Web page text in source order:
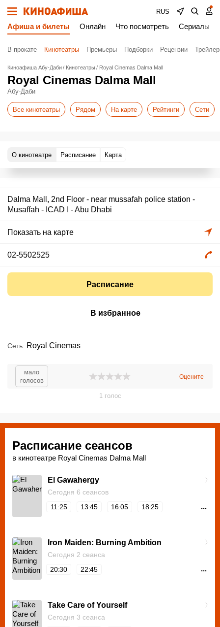
RUS
Афиша и билеты Онлайн Что посмотреть Сериалы
В прокате Кинотеатры Премьеры Подборки Рецензии
Киноафиша Абу-Даби Кинотеатры Royal Cinemas Dalma Mall
Royal Cinemas Dalma Mall
Абу-Даби
Все кинотеатры Рядом На карте Рейтинги Сети
О кинотеатре Расписание Карта
Dalma Mall, 2nd Floor - near mussafah police station -
Musaffah - ICAD I - Abu Dhabi
Показать на карте
02-5502525
Расписание
В избранное
Сеть Royal Cinemas
мало
голосов
Оцените
1голос
Расписание сеансов
в кинотеатре Royal Cinemas Dalma Mall
El Gawahergy
Сегодня 6 сеансов
11:25
13:45 16:05 18:25 ...
Iron Maiden: Burning Ambition
Сегодня 2 сеанса
20:30
22:45 ...
Take Care of Yourself
Сегодня 3 сеанса